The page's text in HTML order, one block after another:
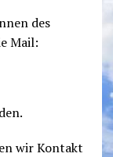
des
Mail:
wir Kontakt